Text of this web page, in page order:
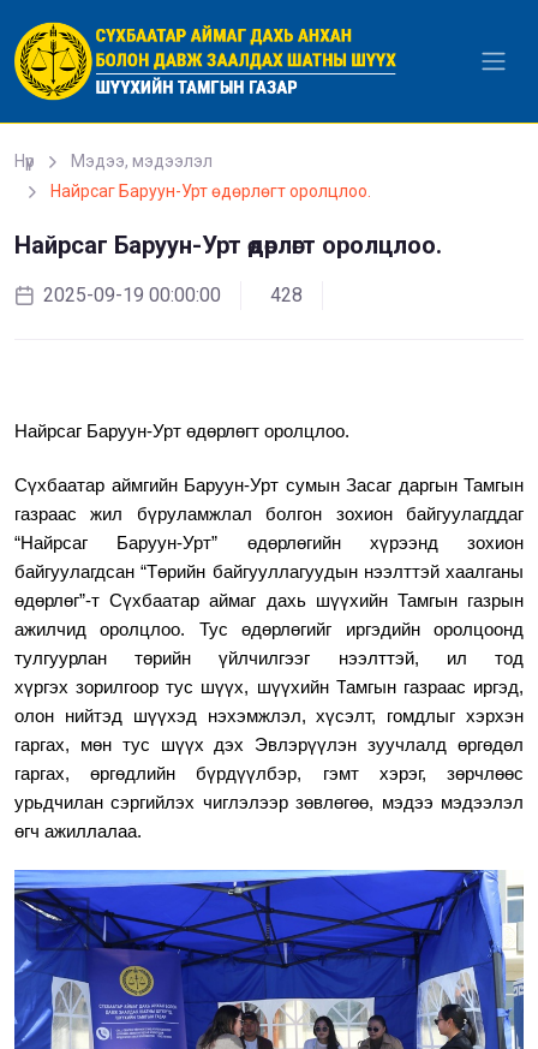
Нүүр
Мэдээ, мэдээлэл
Найрсаг Баруун-Урт өдөрлөгт оролцлоо.
Найрсаг Баруун-Урт өдөрлөгт оролцлоо.
2025-09-19 00:00:00 428
Найрсаг Баруун-Урт өдөрлөгт оролцлоо.
Сүхбаатар аймгийн Баруун-Урт сумын Засаг даргын Тамгын
газраас жил бүруламжлал болгон зохион байгуулагддаг
“Найрсаг Баруун-Урт” өдөрлөгийн хүрээнд
зохион
байгуулагдсан“Төрийн байгууллагуудын нээлттэй хаалганы
өдөрлөг”-т Сүхбаатар аймаг дахь шүүхийн Тамгын газрын
ажилчид оролцлоо. Тус өдөрлөгийг иргэдийн оролцоонд
тулгуурлан төрийн үйлчилгээг нээлттэй, ил тод
хүргэх зорилгоор тус шүүх, шүүхийн Тамгын газраас иргэд,
олон нийтэд шүүхэд нэхэмжлэл, хүсэлт, гомдлыг хэрхэн
гаргах, мөн тус шүүх дэх Эвлэрүүлэн зуучлалд өргөдөл
гаргах, өргөдлийн бүрдүүлбэр, гэмт хэрэг, зөрчлөөс
урьдчилан сэргийлэх чиглэлээр зөвлөгөө, мэдээ мэдээлэл
өгч ажиллалаа.